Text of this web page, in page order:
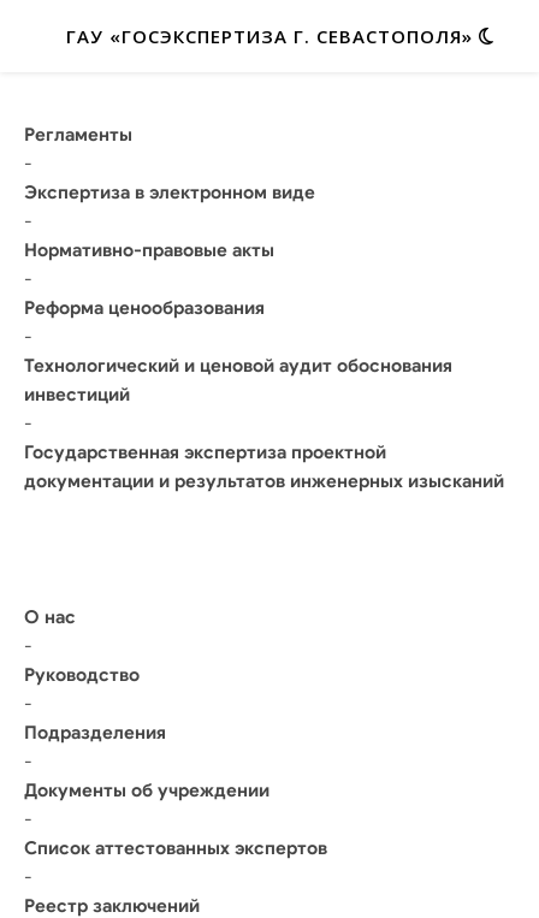
ГАУ «ГОСЭКСПЕРТИЗА Г. СЕВАСТОПОЛЯ»
Регламенты
-
Экспертиза в электронном виде
-
Нормативно-правовые акты
-
Реформа ценообразования
-
Технологический и ценовой аудит обоснования
инвестиций
-
Государственная экспертиза проектной
документации и результатов инженерных изысканий
О нас
-
Руководство
-
Подразделения
-
Документы об учреждении
-
Список аттестованных экспертов
-
Реестр заключений